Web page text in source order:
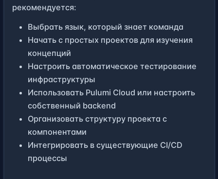
рекомендуется:
Выбрать язык, который знает команда
Начать с простых проектов для изучения
концепций
Настроить автоматическое тестирование
инфраструктуры
Использовать Pulumi Cloud или настроить
собственный backend
Организовать структуру проекта с
компонентами
Интегрировать в существующие CI/CD
процессы